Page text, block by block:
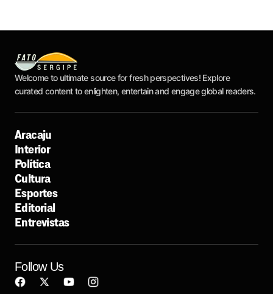
Welcome to ultimate source for fresh perspectives! Explore
curated content to enlighten, entertain and engage global readers.
Aracaju
Interior
Política
Cultura
Esportes
Editorial
Entrevistas
Follow Us